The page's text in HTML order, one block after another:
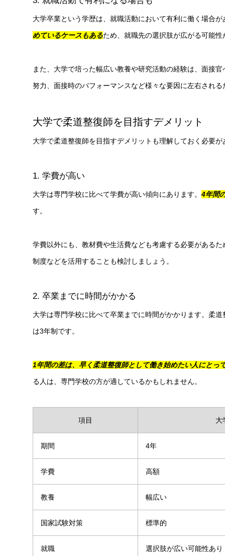
大学卒業という学歴は、就職活動において有利に働く場合が
めているケースもあるため、就職先の選択肢が広がる可能性
また、大学で培った幅広い教養や研究活動の経験は、面接
努力、面接時のパフォーマンスなど様々な要因に左右され
大学で柔道整復師を目指すデメリット
大学で柔道整復師を目指すデメリットも理解しておく必要
1. 学費が高い
大学は専門学校に比べて学費が高い傾向にあります。 4年間
す。
学費以外にも、教材費や生活費なども考慮する必要がある
制度などを活用することも検討しましょう。
2. 卒業までに時間がかかる
大学は専門学校に比べて卒業までに時間がかかります。柔
は3年制です。
1年間の差は、早く柔道整復師として働き始めたい人にとっ
る人は、専門学校の方が適しているかもしれません。
項目 大
期間 4年
学費 高額
教養 幅広い
国家試験対策 標準的
就職 選択肢が広い可能性あり